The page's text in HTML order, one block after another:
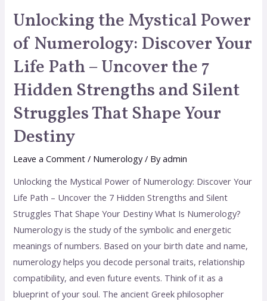
Unlocking the Mystical Power
of Numerology: Discover Your
Life Path – Uncover the 7
Hidden Strengths and Silent
Struggles That Shape Your
Destiny
Leave a Comment / Numerology/ Byadmin
Unlocking the Mystical Power of Numerology: Discover Your
Life Path – Uncover the 7 Hidden Strengths and Silent
Struggles That Shape Your Destiny What Is Numerology?
Numerology is the study of the symbolic and energetic
meanings of numbers. Based on your birth date and name,
numerology helps you decode personal traits, relationship
compatibility, and even future events. Think of it as a
blueprint of your soul. The ancient Greek philosopher